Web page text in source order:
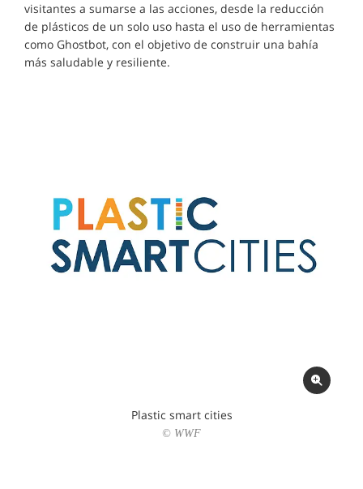
visitantes a sumarse a las acciones, desde la reducción
de plásticos de un solo uso hasta el uso de herramientas
como Ghostbot, con el objetivo de construir una bahía
más saludable y resiliente.
Plastic smart cities
© WWF